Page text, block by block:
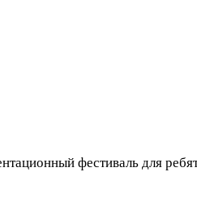
фестиваль для